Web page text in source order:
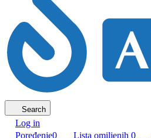
Search
Log in
Poređenje0 Lista omiljenih 0